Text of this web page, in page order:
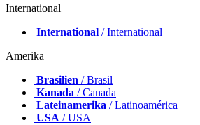
International
International / International
Amerika
Brasilien / Brasil
Kanada / Canada
Lateinamerika / Latinoamérica
USA / USA